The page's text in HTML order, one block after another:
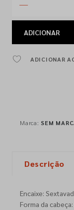
ADICIONAR
ADICIONAR
Marca: SEM
Descrição
Encaixe:
Forma da